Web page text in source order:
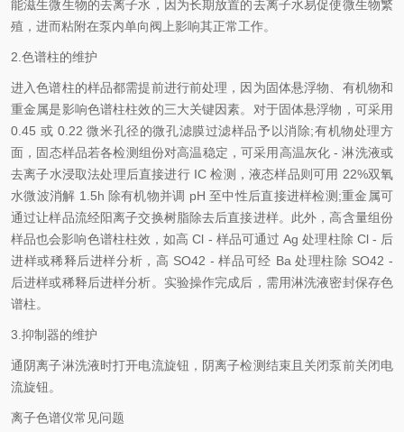
能滋生微生物的去离子水，因为长期放置的去离子水易促使微生物繁
殖，进而粘附在泵内单向阀上影响其正常工作。
2.色谱柱的维护
进入色谱柱的样品都需提前进行前处理，因为固体悬浮物、有机物和
重金属是影响色谱柱柱效的三大关键因素。对于固体悬浮物，可采用
0.45 或 0.22 微米孔径的微孔滤膜过滤样品予以消除;有机物处理方
面，固态样品若各检测组份对高温稳定，可采用高温灰化 - 淋洗液或
去离子水浸取法处理后直接进行 IC 检测，液态样品则可用 22%双氧
水微波消解 1.5h 除有机物并调 pH 至中性后直接进样检测;重金属可
通过让样品流经阳离子交换树脂除去后直接进样。此外，高含量组份
样品也会影响色谱柱柱效，如高 Cl - 样品可通过 Ag 处理柱除 Cl - 后
进样或稀释后进样分析，高 SO42 - 样品可经 Ba 处理柱除 SO42 -
后进样或稀释后进样分析。实验操作完成后，需用淋洗液密封保存色
谱柱。
3.抑制器的维护
通阴离子淋洗液时打开电流旋钮，阴离子检测结束且关闭泵前关闭电
流旋钮。
离子色谱仪常见问题